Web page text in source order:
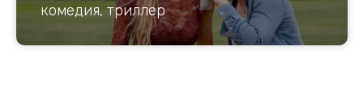
комедия, триллер